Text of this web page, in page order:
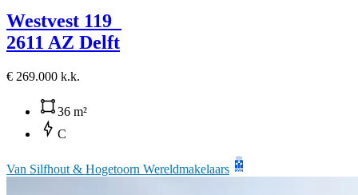
Westvest 119
2611 AZ Delft
€ 269.000 k.k.
36 m²
C
Van Silfhout & Hogetoorn Wereldmakelaars